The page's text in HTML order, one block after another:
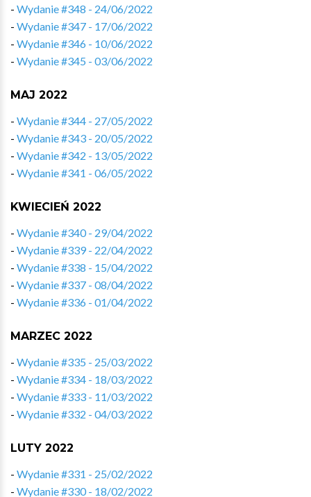
- Wydanie #348 - 24/06/2022
- Wydanie #347 - 17/06/2022
- Wydanie #346 - 10/06/2022
- Wydanie #345 - 03/06/2022
MAJ 2022
- Wydanie #344 - 27/05/2022
- Wydanie #343 - 20/05/2022
- Wydanie #342 - 13/05/2022
- Wydanie #341 - 06/05/2022
KWIECIEŃ 2022
- Wydanie #340 - 29/04/2022
- Wydanie #339 - 22/04/2022
- Wydanie #338 - 15/04/2022
- Wydanie #337 - 08/04/2022
- Wydanie #336 - 01/04/2022
MARZEC 2022
- Wydanie #335 - 25/03/2022
- Wydanie #334 - 18/03/2022
- Wydanie #333 - 11/03/2022
- Wydanie #332 - 04/03/2022
LUTY 2022
- Wydanie #331 - 25/02/2022
- Wydanie #330 - 18/02/2022